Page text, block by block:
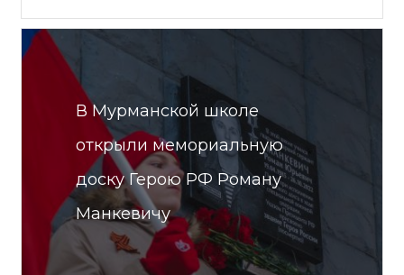
В Мурманской школе
открыли мемориальную
доску Герою РФ Роману
Манкевичу